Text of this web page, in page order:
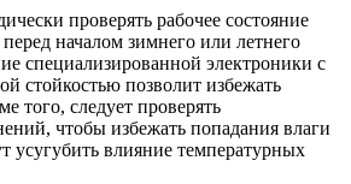
проверять рабочее состояние
началом зимнего или летнего
специализированной электроники с
стойкостью позволит избежать
того, следует проверять
чтобы избежать попадания влаги
усугубить влияние температурных